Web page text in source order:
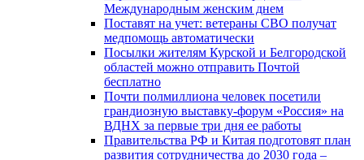
Международным женским днем
Поставят на учет: ветераны СВО получат
медпомощь автоматически
Посылки жителям Курской и Белгородской
областей можно отправить Почтой
бесплатно
Почти полмиллиона человек посетили
грандиозную выставку-форум «Россия» на
ВДНХ за первые три дня ее работы
Правительства РФ и Китая подготовят план
развития сотрудничества до 2030 года –